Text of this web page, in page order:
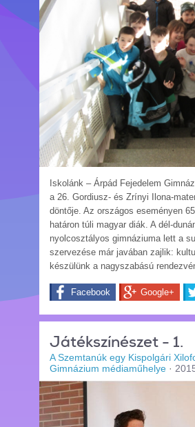
Iskolánk – Árpád Fejedelem
a 26. Gordiusz- és Zrínyi Ilona-
döntője. Az országos eseményen
határon túli magyar diák. A dél-
nyolcosztályos gimnáziuma lett a
szervezése már javában zajlik:
készülünk a nagyszabású
Facebook Google+
Játékszínészet - 1.
A Szemtanúk egy Kispolgári
Gimnázium médiaműhelye ·